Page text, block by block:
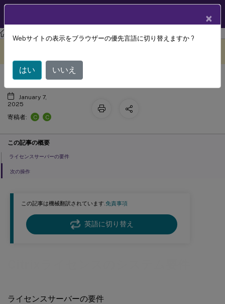
ライセンス ライセンスサーバー11.17.2
この記事は機械翻訳されています.免責事項
英語に切り替え
ライセンスサーバーの要件
Citrixライセンスのシステム要件
January 7,
2025
寄稿者:
C C
この記事の概要
ライセンスサーバーの要件
次の操作
×
Webサイトの表示をブラウザーの優先言語に切り替えますか ?
はい いいえ